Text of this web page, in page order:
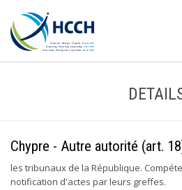
Chypre - Autre autorité (art.
les tribunaux de la République.
notification d'actes par leurs greffes.